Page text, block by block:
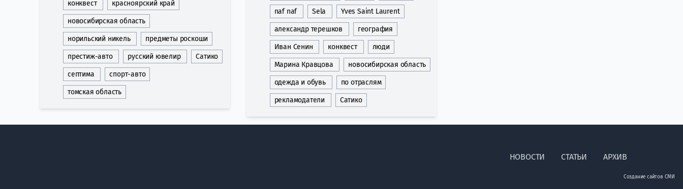
конквест красноярский край
новосибирская область
норильский никель предметы роскоши
престиж-авто русский ювелир Сатико
септима спорт-авто
томская область
naf naf Sela Yves Saint Laurent
александр терешков география
Иван Сенин конквест люди
Марина Кравцова новосибирская область
одежда и обувь по отраслям
рекламодатели Сатико
НОВОСТИ СТАТЬИ АРХИВ
Создание сайтов СМИ